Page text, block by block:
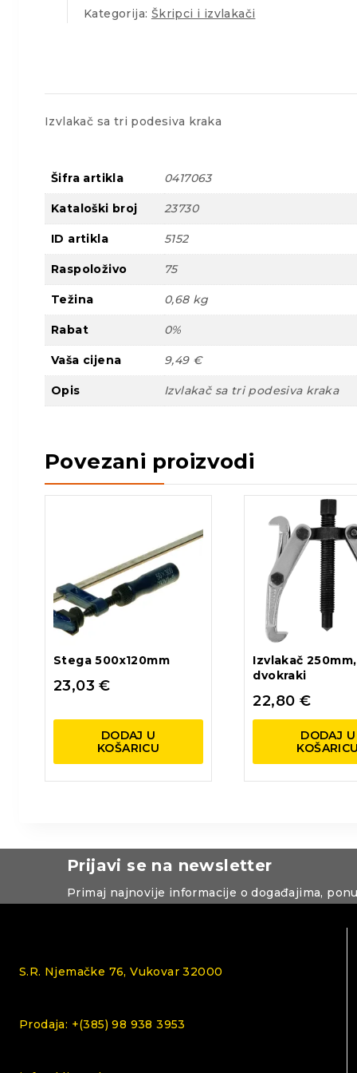
Kategorija: Škripci i izvlakači
Izvlakač sa tri podesiva kraka
Šifra artikla 0417063
Kataloški broj 23730
ID artikla 5152
Raspoloživo 75
Težina 0,68 kg
Rabat 0%
Vaša cijena 9,49 €
Opis Izvlakač sa tri podesiva kraka
Povezani proizvodi
Stega 500x120mm
23,03€
DODAJ U
KOŠARICU
Izvlakač 250mm,
dvokraki
22,80 €
DODAJ U
Prijavi se na newsletter
Primaj najnovije informacije o događajima,
S.R. Njemačke 76, Vukovar 32000
Prodaja: +(385) 98 938 3953